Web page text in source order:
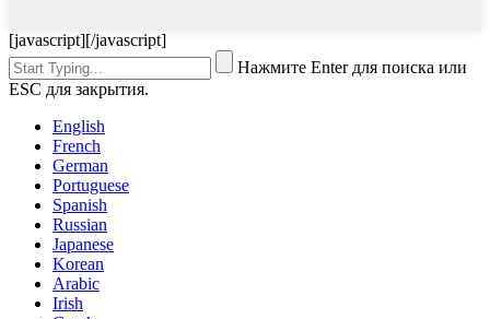
[javascript][/javascript]
Нажмите Enter для поиска или
ESC для закрытия.
English
French
German
Portuguese
Spanish
Russian
Japanese
Korean
Arabic
Irish